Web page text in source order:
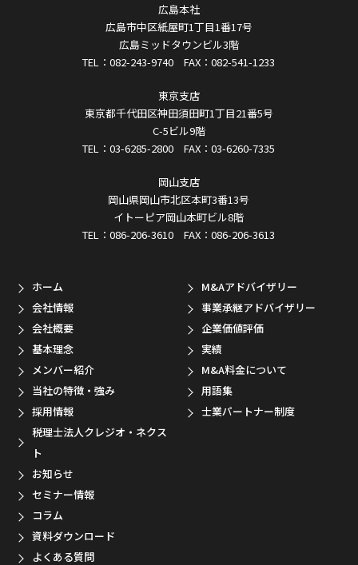
広島本社
広島市中区紙屋町1丁目1番17号
広島ミッドタウンビル3階
TEL：082-243-9740 FAX：082-541-1233
東京支店
東京都千代田区神田須田町1丁目21番5号
C-5ビル9階
TEL：03-6285-2800 FAX：03-6260-7335
岡山支店
岡山県岡山市北区本町3番13号
イトーピア岡山本町ビル8階
TEL：086-206-3610 FAX：086-206-3613
ホーム
会社情報
会社概要
基本理念
メンバー紹介
当社の特徴・強み
採用情報
税理士法人クレジオ・ネクス
ト
M&Aアドバイザリー
事業承継アドバイザリー
企業価値評価
実績
M&A料金について
用語集
士業パートナー制度
お知らせ
セミナー情報
コラム
資料ダウンロード
よくある質問